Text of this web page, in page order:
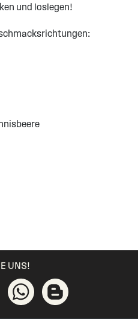
und loslegen!
UNS!